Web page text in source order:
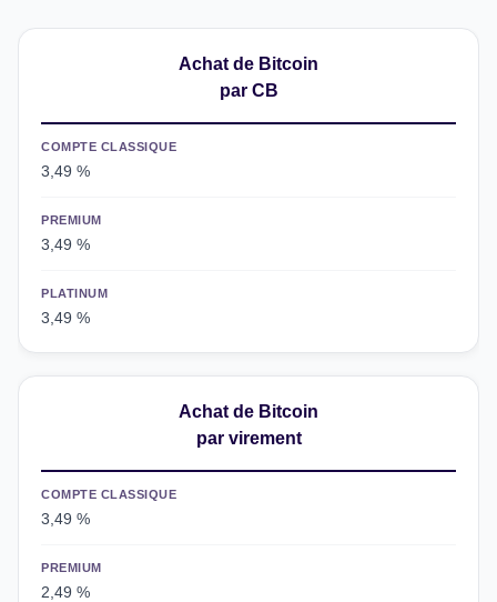
Achat de Bitcoin
par CB
COMPTE CLASSIQUE
3,49 %
PREMIUM
3,49 %
PLATINUM
3,49 %
Achat de Bitcoin
par virement
COMPTE CLASSIQUE
3,49 %
PREMIUM
2,49 %